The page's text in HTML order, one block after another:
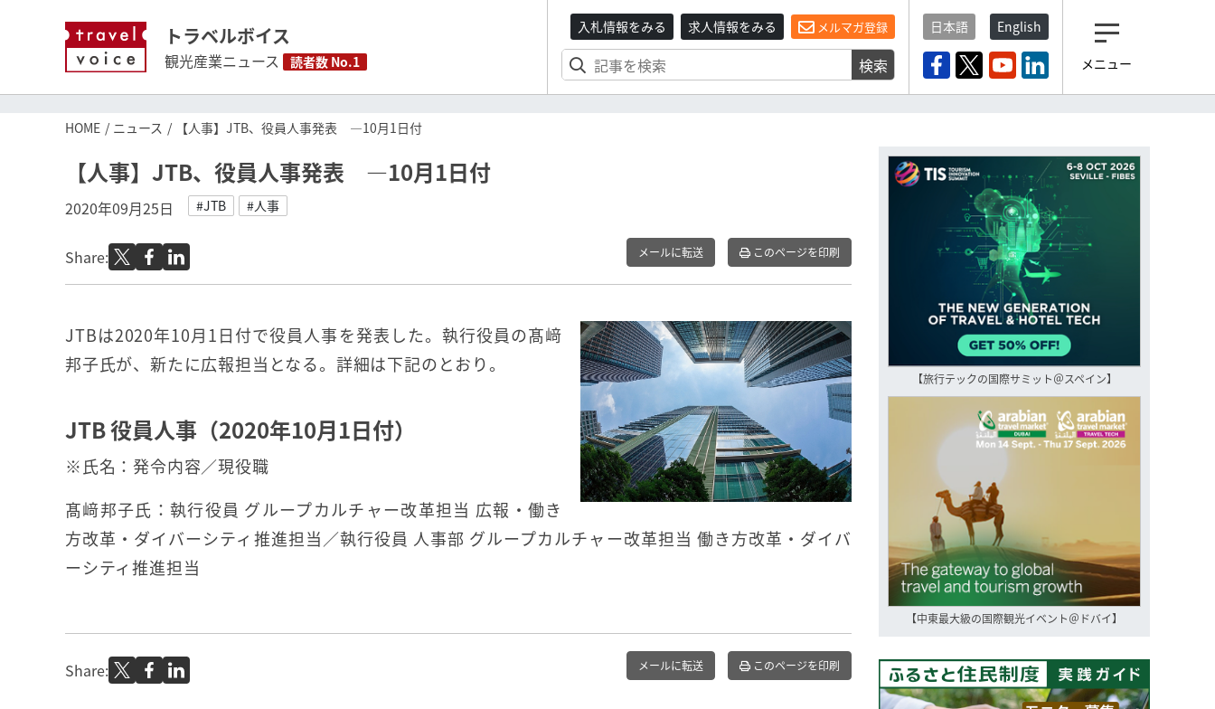
トラベルボイス
観光産業ニュース 読者数 No.1
入札情報をみる 求人情報をみる メルマガ登録
検索
日本語 English
メニュー
HOME ニュース 【人事】JTB、役員人事発表 ―10月1日付
【人事】JTB、役員人事発表 ―10月1日付
2020年09月25日 #JTB #人事
Share: メールに転送 このページを印刷
JTBは2020年10月1日付で役員人事を発表した。執行役員の髙﨑
邦子氏が、新たに広報担当となる。詳細は下記のとおり。
JTB 役員人事（2020年10月1日付）
※氏名：発令内容／現役職
髙﨑邦子氏：執行役員 グループカルチャー改革担当 広報・働き
方改革・ダイバーシティ推進担当／執行役員 人事部 グループカルチャー改革担当 働き方改革・ダイバ
ーシティ推進担当
Share: メールに転送 このページを印刷
【旅行テックの国際サミット＠スペイン】
【中東最大級の国際観光イベント＠ドバイ】
観光産業ニュース「トラベ
登録済みですよね？
もし未だ登録していないなら…
いますぐ登録する